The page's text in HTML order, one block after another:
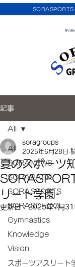
SORASPORTS
夢の数
記事
All
SORANEWS
SORAPARK
SORASPORTS
SORASCHOOL
Gymnastics
Knowledge
Vision
スポーツアスリート
All
夏のスポーツ
リート学園-
soragroups
2025年6月28日
更新日：2025年7月31